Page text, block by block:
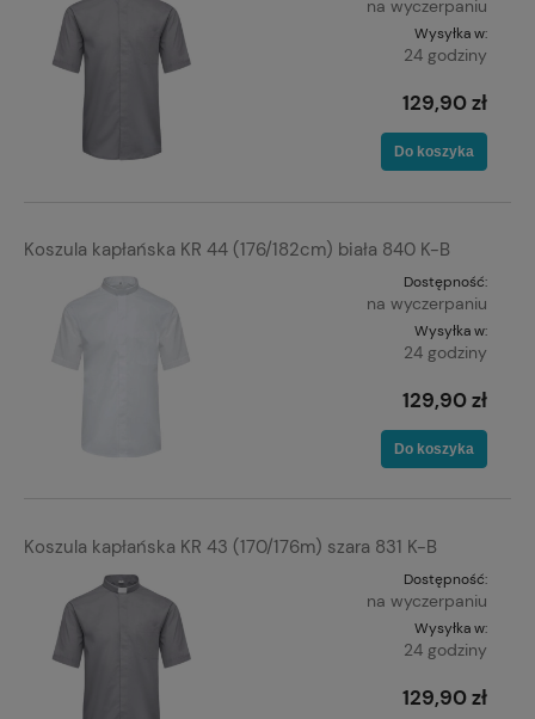
na wyczerpaniu
Wysyłka w:
24 godziny
129,90 zł
Do koszyka
Koszula kapłańska KR 44 (176/182cm) biała 840 K-B
Dostępność:
na wyczerpaniu
Wysyłka w:
24 godziny
129,90 zł
Do koszyka
Koszula kapłańska KR 43 (170/176m) szara 831 K-B
Dostępność:
na wyczerpaniu
Wysyłka w:
24 godziny
129,90 zł